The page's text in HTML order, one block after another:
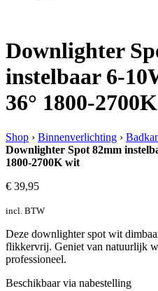
Downlighter
instelbaar 6-
36° 1800-
Shop › Binnenverlichting ›
Downlighter Spot 82mm
1800-2700K wit
€ 39,95
incl. BTW
Deze downlighter spot wit
flikkervrij. Geniet van natuurlijk
professioneel.
Beschikbaar via nabestelling